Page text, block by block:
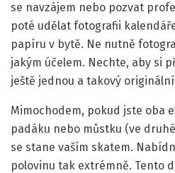
se navzájem nebo pozvat
poté udělat fotografii
papíru v bytě. Ne nutně
jakým účelem. Nechte, aby si
ještě jednou a takový
Mimochodem, pokud jste oba
padáku nebo můstku (ve
se stane vaším skatem.
polovinu tak extrémně. Tento